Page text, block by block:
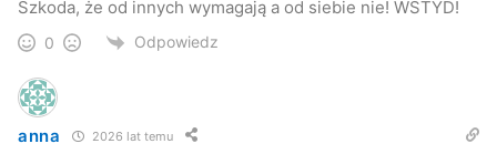
Szkoda, że od innych wymagają a od siebie nie! WSTYD!
0 Odpowiedz
anna 2026 lat temu